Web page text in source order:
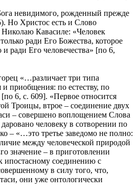
невидимого, рожденный прежде
Но Христос есть и Слово
Кавасиле: «Человек
ради Его Божества, которое
и ради Его человечества» [по 6,
«…различает три типа
приобщения: по естеству, по
6, с. 609]. «Первое относится
Троицы, втрое – соединение двух
– совершено воплощением Слова
человеку в сотворении по
– «…это третье заведомо не полно:
между человеческой природой
значение – в приготовлении
ипостасному соединению с
в силу того, что,
они уже онтологически